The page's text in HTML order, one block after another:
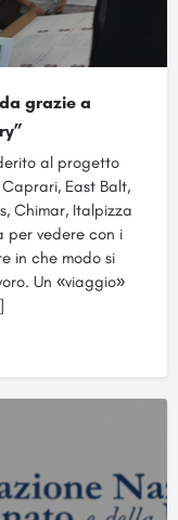
grazie a
al progetto
East Balt,
Chimar, Italpizza
per vedere con i
in che modo si
Un «viaggio»